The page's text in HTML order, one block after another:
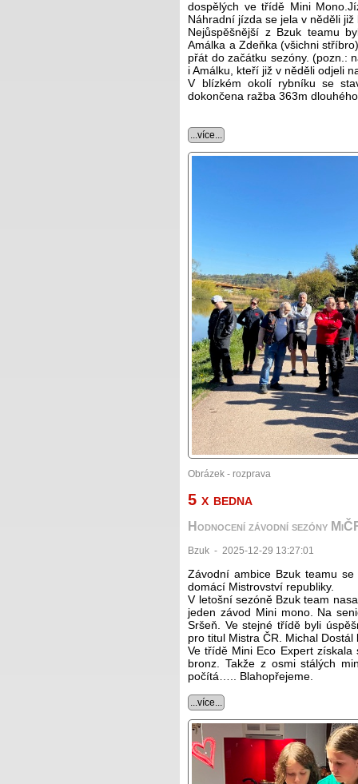
dospělých ve třídě Mini
Náhradní jízda se jela v něděli již
Nejůspěšnější z Bzuk teamu
Amálka a Zdeňka (všichni
přát do začátku sezóny. (pozn.:
i Amálku, kteří již v něděli odjeli
V blízkém okolí rybníku se
dokončena ražba 363m
...více...
Obrázek - rozprava
5 x bedna
Hodnocení závodní sezóny
Bzuk - 2025-12-29 13:27:01
Závodní ambice Bzuk teamu
domácí Mistrovství republiky.
V letošní sezóně Bzuk team
jeden závod Mini mono. Na
Sršeň. Ve stejné třídě byli
pro titul Mistra ČR. Michal Dostál
Ve třídě Mini Eco Expert získala
bronz. Takže z osmi stálých
počítá….. Blahopřejeme.
...více...